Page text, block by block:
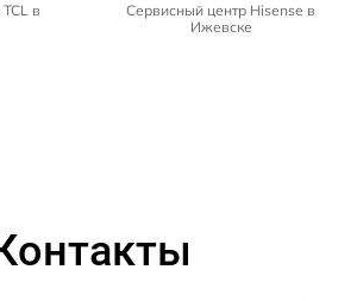
в
Сервисный центр Hisense в
Ижевске